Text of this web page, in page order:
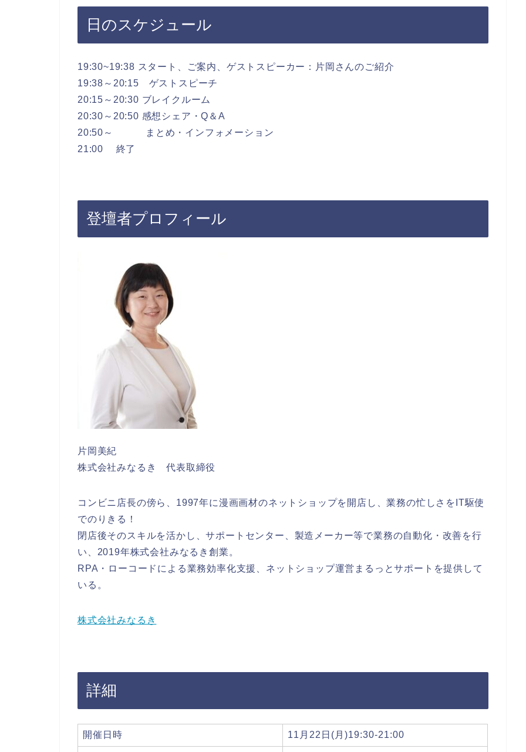
日のスケジュール
19:30~19:38 スタート、ご案内、ゲストスピーカー：片岡さんのご紹介
19:38～20:15 ゲストスピーチ
20:15～20:30 ブレイクルーム
20:30～20:50 感想シェア・Q＆A
20:50～ まとめ・インフォメーション
21:00 終了
登壇者プロフィール
片岡美紀
株式会社みなるき 代表取締役
コンビニ店長の傍ら、1997年に漫画画材のネットショップを開店し、業務の忙しさをIT駆使
でのりきる！
閉店後そのスキルを活かし、サポートセンター、製造メーカー等で業務の自動化・改善を行
い、2019年株式会社みなるき創業。
RPA・ローコードによる業務効率化支援、ネットショップ運営まるっとサポートを提供して
いる。
株式会社みなるき
詳細
開催日時 11月22日(月)19:30-21:00